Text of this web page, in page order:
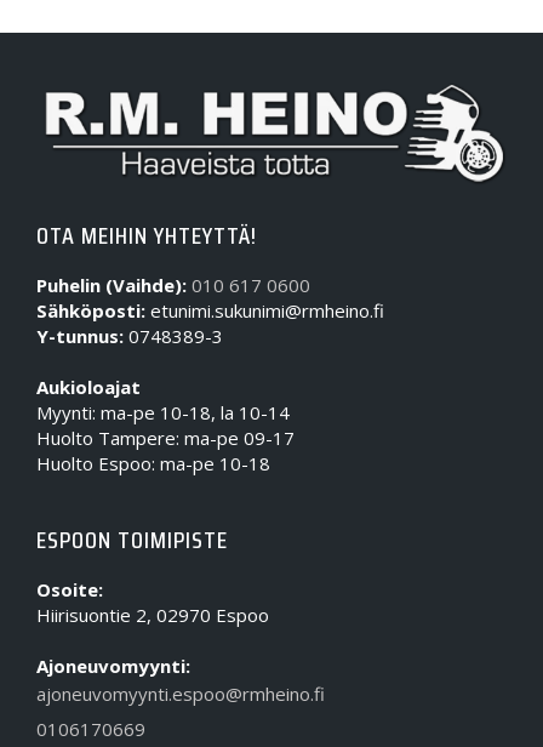
OTA MEIHIN YHTEYTTÄ!
Puhelin (Vaihde): 010 617 0600
Sähköposti: etunimi.sukunimi@rmheino.fi
Y-tunnus: 0748389-3
Aukioloajat
Myynti: ma-pe 10-18, la 10-14
Huolto Tampere: ma-pe 09-17
Huolto Espoo: ma-pe 10-18
ESPOON TOIMIPISTE
Osoite:
Hiirisuontie 2, 02970 Espoo
Ajoneuvomyynti:
ajoneuvomyynti.espoo@rmheino.fi
0106170669